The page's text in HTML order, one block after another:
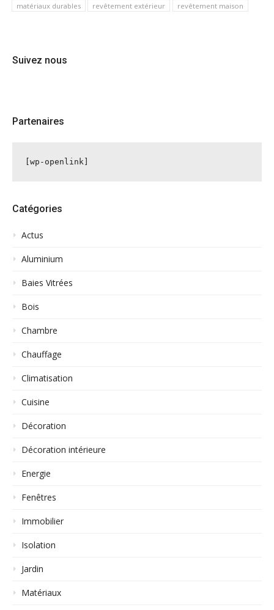
matériaux durables
revêtement extérieur revêtement maison
Suivez nous
Partenaires
[wp-openlink]
Catégories
Actus
Aluminium
Baies Vitrées
Bois
Chambre
Chauffage
Climatisation
Cuisine
Décoration
Décoration intérieure
Energie
Fenêtres
Immobilier
Isolation
Jardin
Matériaux